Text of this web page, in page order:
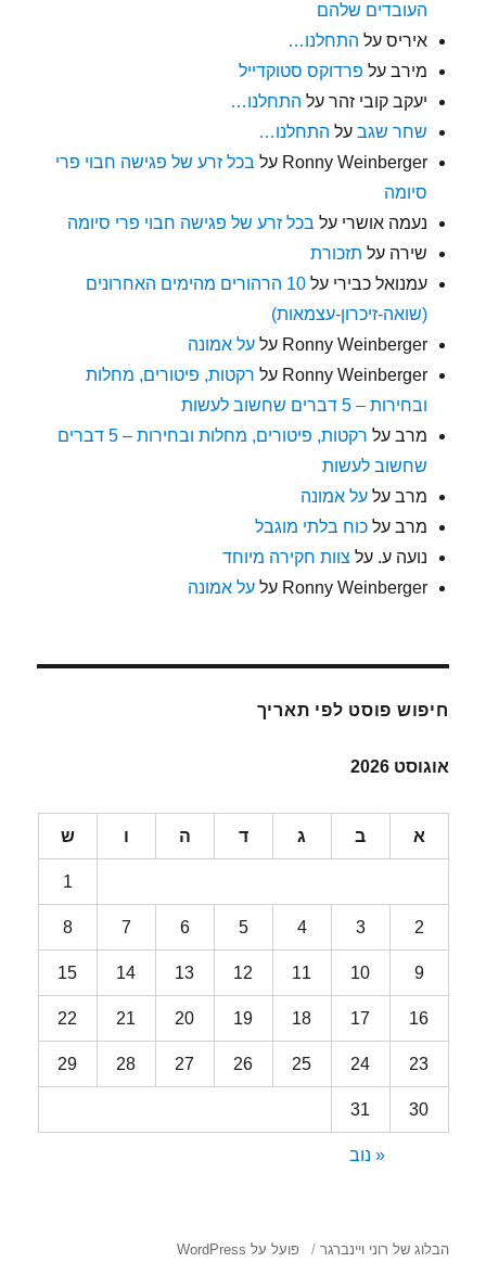
העובדים שלהם
איריס על התחלנו…
מירב על פרדוקס סטוקדייל
יעקב קובי זהר על התחלנו…
שחר שגב על התחלנו…
Ronny Weinberger על בכל זרע של פגישה חבוי פרי
סיומה
נעמה אושרי על בכל זרע של פגישה חבוי פרי סיומה
שירה על תזכורת
עמנואל כבירי על
10 הרהורים מהימים האחרונים
(שואה-זיכרון-עצמאות)
Ronny Weinberger עלעל אמונה
Ronny Weinberger על רקטות, פיטורים, מחלות
ובחירות – 5 דברים שחשוב לעשות
מרב על
רקטות, פיטורים, מחלות ובחירות – 5 דברים
שחשוב לעשות
מרב עלעל אמונה
מרב עלכוח בלתי מוגבל
נועה ע. על צוות חקירה מיוחד
Ronny Weinberger עלעל אמונה
חיפוש פוסט לפי תאריך
אוגוסט 2026
א ב ג ד ה ו ש
1
2
3
4
5
6
7
8
9
10
11
12
13
14
15
16
17
18
19
20
21
22
23
24
25
26
27
28
29
30
31
« נוב
הבלוג של רוני ויינברגר פועל על WordPress